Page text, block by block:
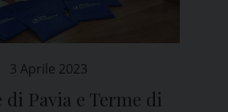
3 Aprile 2023
di Pavia e Terme di